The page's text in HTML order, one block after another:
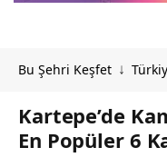
Bu Şehri Keşfet ↓
Kartepe’de
En Popüler 6